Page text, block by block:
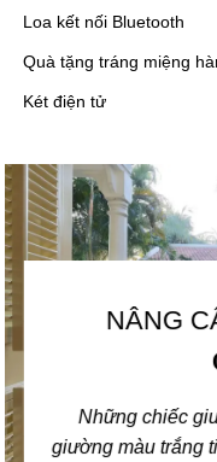
Loa kết nối Bluetooth
Quà tặng tráng miệng
Két điện tử
NÂNG
Những chiếc
giường màu trắng